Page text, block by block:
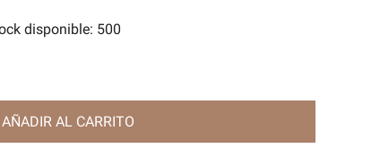
disponible: 500
AÑADIR AL CARRITO